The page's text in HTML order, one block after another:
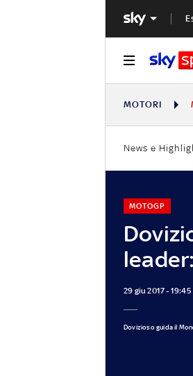
MOTORI
News e
MOTOGP
29 giu 2017 - 19:45
Dovizioso guida il